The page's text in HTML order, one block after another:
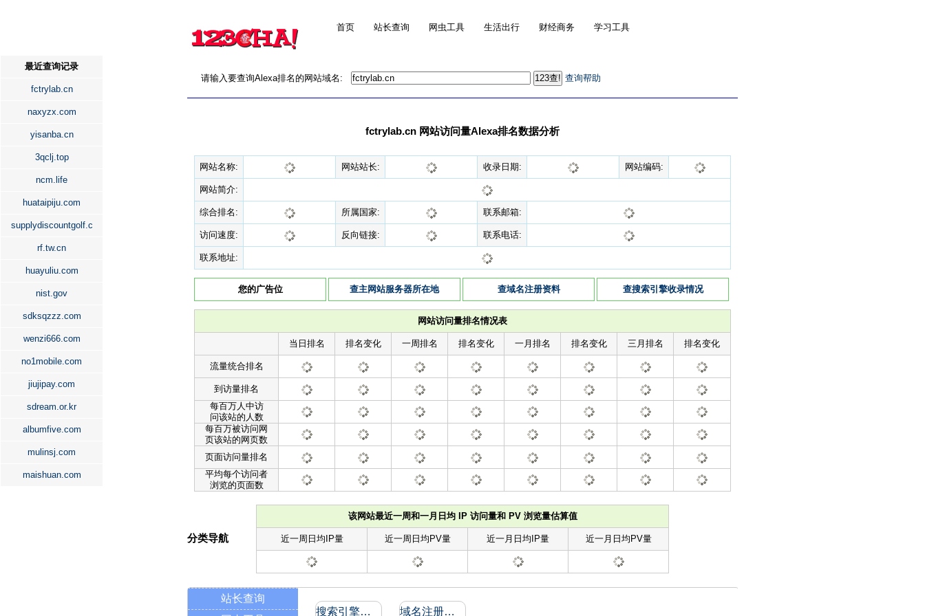
首页 站长查询 网虫工具 生活出行 财经商务 学习工具
最近查询记录
fctrylab.cn
naxyzx.com
yisanba.cn
3qclj.top
ncm.life
huataipiju.com
supplydiscountgolf.c
rf.tw.cn
huayuliu.com
nist.gov
sdksqzzz.com
wenzi666.com
no1mobile.com
jiujipay.com
sdream.or.kr
albumfive.com
mulinsj.com
maishuan.com
请输入要查询Alexa排名的网站域名: 查询帮助
fctrylab.cn 网站访问量Alexa排名数据分析
网站名称: 网站站长: 收录日期: 网站编码:
网站简介:
综合排名: 所属国家: 联系邮箱:
访问速度: 反向链接: 联系电话:
联系地址:
您的广告位 查主网站服务器所在地 查域名注册资料 查搜索引擎收录情况
网站访问量排名情况表
当日排名 排名变化 一周排名 排名变化 一月排名 排名变化 三月排名 排名变化
流量统合排名
到访量排名
每百万人中访
问该站的人数
每百万被访问网
页该站的网页数
页面访问量排名
平均每个访问者
浏览的页面数
该网站最近一周和一月日均 IP 访问量和 PV 浏览量估算值
近一周日均IP量 近一周日均PV量 近一月日均IP量 近一月日均PV量
分类导航
站长查询
搜索引擎收录和反向链接 域名注册信息